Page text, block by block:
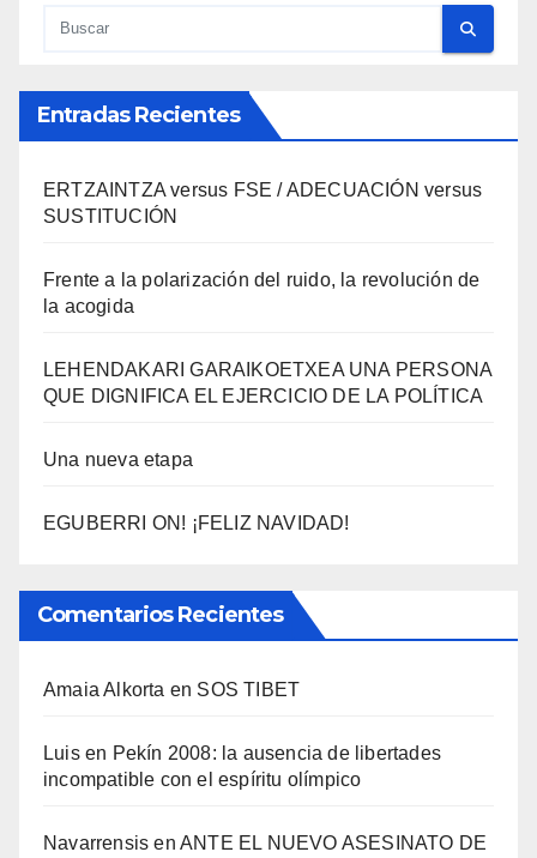
Entradas Recientes
ERTZAINTZA versus FSE / ADECUACIÓN versus
SUSTITUCIÓN
Frente a la polarización del ruido, la revolución de
la acogida
LEHENDAKARI GARAIKOETXEA UNA PERSONA
QUE DIGNIFICA EL EJERCICIO DE LA POLÍTICA
Una nueva etapa
EGUBERRI ON! ¡FELIZ NAVIDAD!
Comentarios Recientes
Amaia Alkorta en SOS TIBET
Luisen Pekí­n 2008: la ausencia de libertades
incompatible con el espí­ritu olí­mpico
Navarrensis enANTE EL NUEVO ASESINATO DE